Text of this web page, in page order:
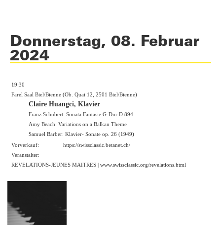
Donnerstag, 08. Februar
2024
19:30
Farel Saal Biel/Bienne (Ob. Quai 12, 2501 Biel/Bienne)
Claire Huangci, Klavier
Franz Schubert: Sonata Fantasie G-Dur D 894
Amy Beach: Variations on a Balkan Theme
Samuel Barber: Klavier- Sonate op. 26 (1949)
Vorverkauf:
https://swissclassic.betanet.ch/
Veranstalter:
REVELATIONS-JEUNES MAITRES | www.swissclassic.org/revelations.html